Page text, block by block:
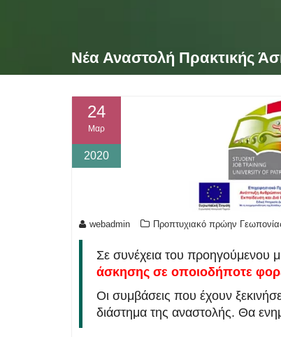
Νέα Αναστολή Πρακτικής
24
Μαρ
2020
webadmin Προπτυχιακό πρώην
Σε συνέχεια του προηγούμενου
άσκησης σε οποιοδήποτε
Οι συμβάσεις που έχουν
διάστημα της αναστολής. Θα